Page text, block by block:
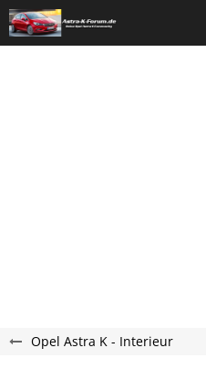
Opel Astra K - Interieur